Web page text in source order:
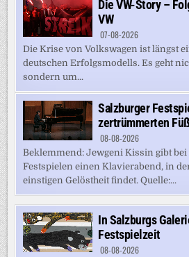
Die VW-Story –
VW
07-08-2026
Die Krise von Volkswagen ist längst
deutschen Erfolgsmodells. Es geht
sondern um...
Salzburger
zertrümmerten
08-08-2026
Beklemmend: Jewgeni Kissin gibt bei
Festspielen einen Klavierabend, in
einstigen Gelöstheit findet. Quelle:...
In Salzburgs
Festspielzeit
08-08-2026